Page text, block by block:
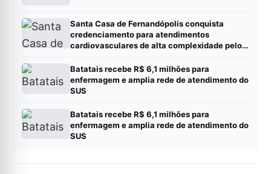
Santa Casa de Fernandópolis conquista
credenciamento para atendimentos
cardiovasculares de alta complexidade pelo
Batatais recebe R$ 6,1 milhões para
enfermagem e amplia rede de atendimento do
SUS
Batatais recebe R$ 6,1 milhões para
enfermagem e amplia rede de atendimento do
SUS